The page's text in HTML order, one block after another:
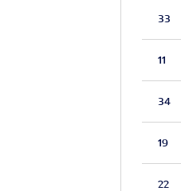
33
11
34
19
22